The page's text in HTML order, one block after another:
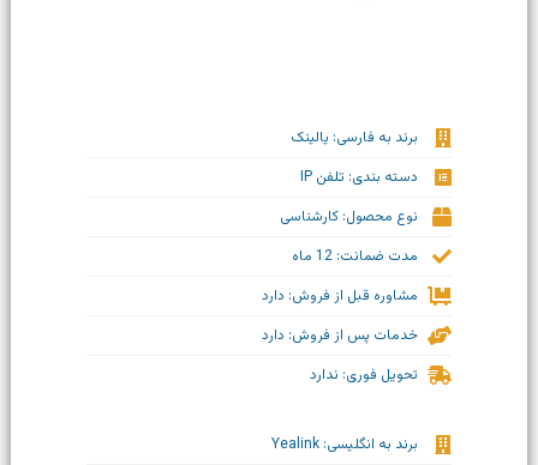
برند به فارسی: یالینک
دسته بندی: تلفن IP
نوع محصول: کارشناسی
مدت ضمانت: 12 ماه
مشاوره قبل از فروش: دارد
خدمات پس از فروش: دارد
تحویل فوری: ندارد
برند به انگلیسی: Yealink